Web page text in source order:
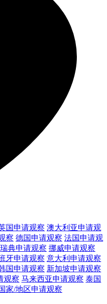
国申请观察 澳大利亚申请观
察 德国申请观察 法国申请观
瑞典申请观察 挪威申请观察
牙申请观察 意大利 申请观察
国申请观察 新加坡申请观察
观察 马来西亚申请观察 泰国
家/地区申请观察